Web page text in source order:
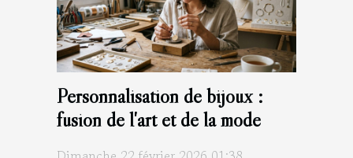
Personnalisation de bijoux :
fusion de l'art et de la mode